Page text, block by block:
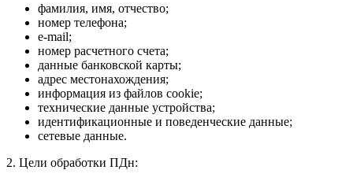
фамилия, имя, отчество;
номер телефона;
e-mail;
номер расчетного счета;
данные банковской карты;
адрес местонахождения;
информация из файлов cookie;
технические данные устройства;
идентификационные и поведенческие данные;
сетевые данные.
2. Цели обработки ПДн: